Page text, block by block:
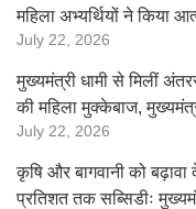
महिला अभ्यर्थियों ने किया
July 22, 2026
मुख्यमंत्री धामी से मिलीं
की महिला मुक्केबाज,
July 22, 2026
कृषि और बागवानी को
प्रतिशत तक सब्सिडीः